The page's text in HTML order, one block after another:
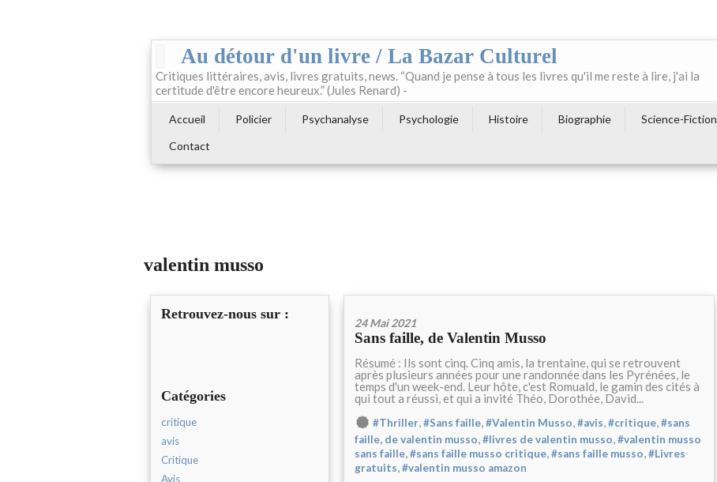
Au détour d'un livre / La Bazar Culturel
Critiques littéraires, avis, livres gratuits, news. “Quand je pense à tous les livres qu'il me reste à lire, j'ai la
certitude d'être encore heureux.” (Jules Renard) -
Accueil Policier Psychanalyse Psychologie Histoire Biographie Science-Fiction
Contact
valentin musso
Retrouvez-nous sur :
Catégories
critique
avis
Critique
Avis
24 Mai 2021
Sans faille, de Valentin Musso
Résumé : Ils sont cinq. Cinq amis, la trentaine, qui se retrouvent
après plusieurs années pour une randonnée dans les Pyrénées, le
temps d'un week-end. Leur hôte, c'est Romuald, le gamin des cités à
qui tout a réussi, et qui a invité Théo, Dorothée, David...
#Thriller,#Sans faille,#Valentin Musso,#avis,#critique,#sans
faille, de valentin musso,#livres de valentin musso,#valentin musso
sans faille,#sans faille musso critique,#sans faille musso,#Livres
gratuits,#valentin musso amazon